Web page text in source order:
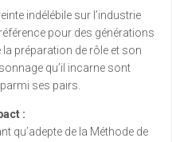
indélébile sur l’industrie
pour des générations
préparation de rôle et son
qu’il incarne sont
ses pairs.
:
qu’adepte de la Méthode de